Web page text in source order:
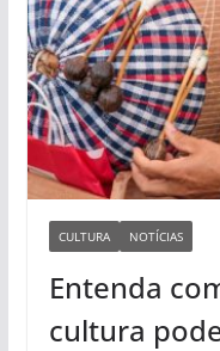
CULTURA NOTÍCIAS
Entenda
cultura